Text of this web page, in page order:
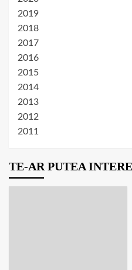
2019
2018
2017
2016
2015
2014
2013
2012
2011
TE-AR PUTEA